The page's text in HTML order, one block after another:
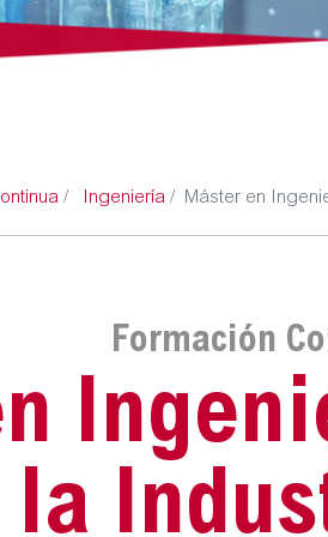
Ingeniería Máster en
Formación
la